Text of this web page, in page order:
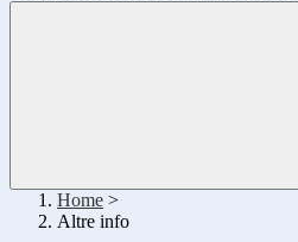
Home >
Altre info